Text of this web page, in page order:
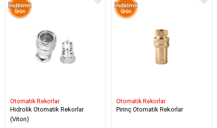
Otomatik Rekorlar
Hidrolik Otomatik Rekorlar
(Viton)
Otomatik Rekorlar
Pirinç Otomatik Rekorlar